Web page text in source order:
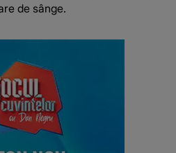
de sânge.